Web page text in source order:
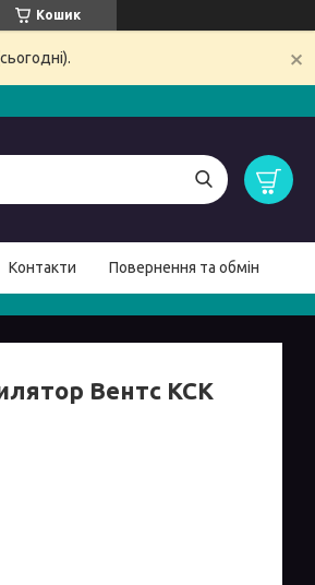
Кошик
Контакти Повернення та обмін
Вентс КСК